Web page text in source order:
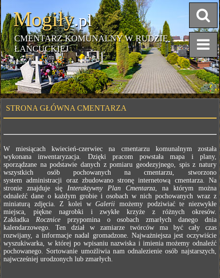
Mogiły.pl
CMENTARZ KOMUNALNY W RUDZIE
ŁAŃCUCKIEJ
STRONA GŁÓWNA CMENTARZA
W miesiącach kwiecień-czerwiec na cmentarzu komunalnym została
wykonana inwentaryzacja. Dzięki pracom powstała mapa i plany,
sporządzane na podstawie danych z pomiaru geodezyjnego, spis z natury
wszystkich osób pochowanych na cmentarzu, stworzono
system administracji oraz zbudowano stronę internetową cmentarza. Na
stronie znajduje sięInteraktywny Plan Cmentarza, na którym można
odnaleźć dane o każdym grobie i osobach w nich pochowanych wraz z
miniaturą zdjęcia. Z kolei wGalerii możemy podziwiać te niezwykłe
miejsca, piękne nagrobki i zwykłe krzyże z różnych okresów.
ZakładkaRocznice przypomina o osobach zmarłych danego dnia
kalendarzowego. Ten dział w zamiarze twórców ma być cały czas
rozwijany, a informacje nadal gromadzone. Najważniejsza jest oczywiście
wyszukiwarka, w której po wpisaniu nazwiska i imienia możemy odnaleźć
pochowanego. Sortowanie umożliwia nam odnalezienie osób najstarszych,
najwcześniej urodzonych lub zmarłych.